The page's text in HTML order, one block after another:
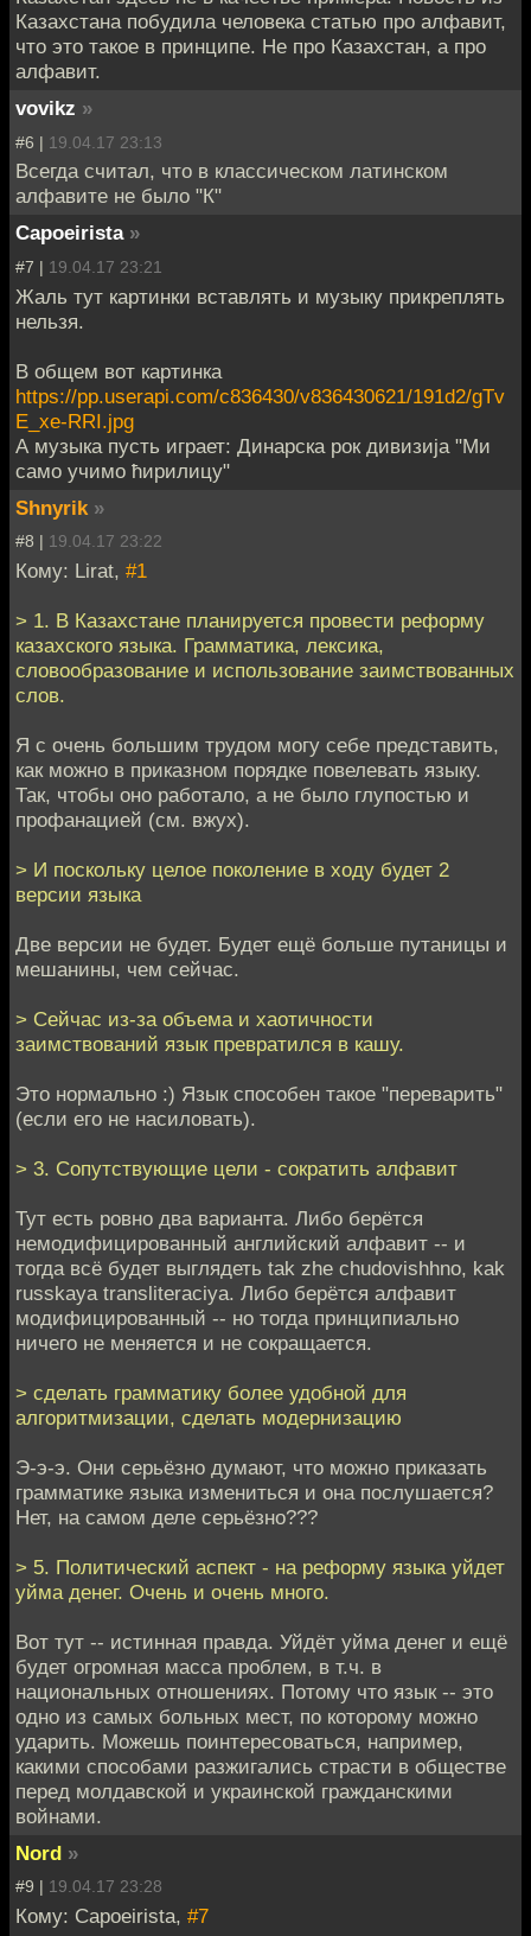
Казахстана побудила человека статью про алфавит,
что это такое в принципе. Не про Казахстан, а про
алфавит.
vovikz »
#6 | 19.04.17 23:13
Всегда считал, что в классическом латинском
алфавите не было "К"
Capoeirista »
#7 | 19.04.17 23:21
Жаль тут картинки вставлять и музыку прикреплять
нельзя.
В общем вот картинка
https://pp.userapi.com/c836430/v836430621/191d2/gTv
E_xe-RRI.jpg
А музыка пусть играет: Динарска рок дивизиjа "Ми
само учимо ћирилицу"
Shnyrik »
#8 | 19.04.17 23:22
Кому: Lirat, #1
> 1. В Казахстане планируется провести реформу
казахского языка. Грамматика, лексика,
словообразование и использование заимствованных
слов.
Я с очень большим трудом могу себе представить,
как можно в приказном порядке повелевать языку.
Так, чтобы оно работало, а не было глупостью и
профанацией (см. вжух).
> И поскольку целое поколение в ходу будет 2
версии языка
Две версии не будет. Будет ещё больше путаницы и
мешанины, чем сейчас.
> Сейчас из-за объема и хаотичности
заимствований язык превратился в кашу.
Это нормально :) Язык способен такое "переварить"
(если его не насиловать).
> 3. Сопутствующие цели - сократить алфавит
Тут есть ровно два варианта. Либо берётся
немодифицированный английский алфавит -- и
тогда всё будет выглядеть tak zhe chudovishhno, kak
russkaya transliteraciya. Либо берётся алфавит
модифицированный -- но тогда принципиально
ничего не меняется и не сокращается.
> сделать грамматику более удобной для
алгоритмизации, сделать модернизацию
Э-э-э. Они серьёзно думают, что можно приказать
грамматике языка измениться и она послушается?
Нет, на самом деле серьёзно???
> 5. Политический аспект - на реформу языка уйдет
уйма денег. Очень и очень много.
Вот тут -- истинная правда. Уйдёт уйма денег и ещё
будет огромная масса проблем, в т.ч. в
национальных отношениях. Потому что язык -- это
одно из самых больных мест, по которому можно
ударить. Можешь поинтересоваться, например,
какими способами разжигались страсти в обществе
перед молдавской и украинской гражданскими
войнами.
Nord »
#9 | 19.04.17 23:28
Кому: Capoeirista, #7